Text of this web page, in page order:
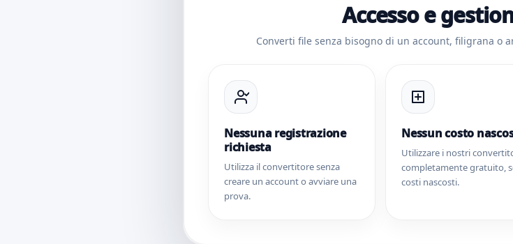
Accesso e
Converti file senza bisogno di un account, filigrana o
Nessuna registrazione
richiesta
Utilizza il convertitore senza
creare un account o avviare una
prova.
Nessun costo
Utilizzare i nostri
completamente gratuito,
costi nascosti.